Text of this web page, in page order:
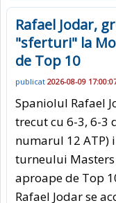
Rafael Jodar,
"sferturi" la
de Top 10
publicat 2026-08-09
Spaniolul Rafael
trecut cu 6-3, 6-3
numarul 12 ATP)
turneului
aproape de Top
Rafael Jodar se